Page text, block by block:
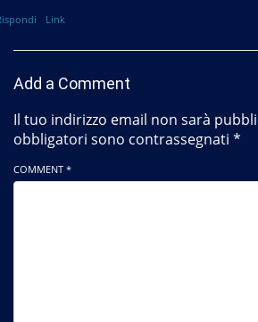
Link
Add a Comment
Il tuo indirizzo email non sarà
obbligatori sono contrassegnati *
COMMENT *